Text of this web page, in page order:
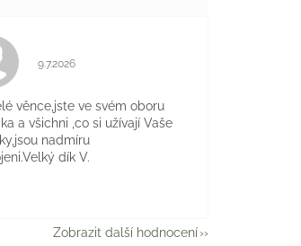
Hodnocení obchodu je 5 z 5 hvězdiček.
9.7.2026
věnce,jste ve svém oboru
a všichni ,co si užívají Vaše
nadmíru
dík V.
Zobrazit další hodnocení